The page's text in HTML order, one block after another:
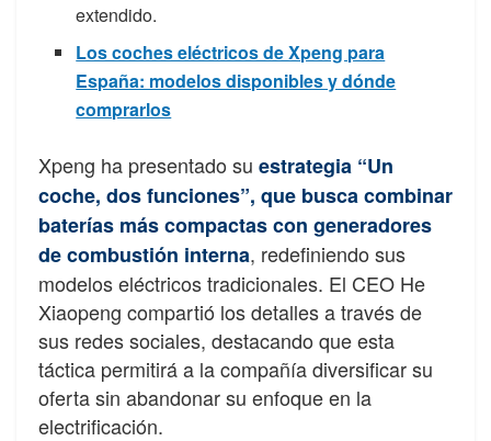
extendido.
Los coches eléctricos de Xpeng para
España: modelos disponibles y dónde
comprarlos
Xpeng ha presentado su estrategia “Un
coche, dos funciones”, que busca combinar
baterías más compactas con generadores
de combustión interna, redefiniendo sus
modelos eléctricos tradicionales. El CEO He
Xiaopeng compartió los detalles a través de
sus redes sociales, destacando que esta
táctica permitirá a la compañía diversificar su
oferta sin abandonar su enfoque en la
electrificación.